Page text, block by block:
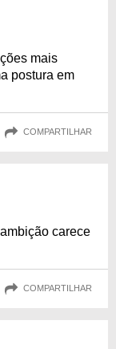
mais
postura em
COMPARTILHAR
carece
COMPARTILHAR